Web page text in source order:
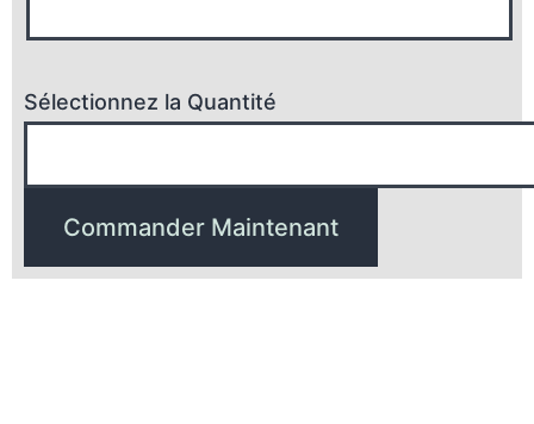
Sélectionnez la Quantité